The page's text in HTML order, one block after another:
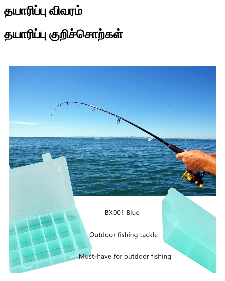
தயாரிப்பு விவரம்
தயாரிப்பு குறிச்சொற்கள்